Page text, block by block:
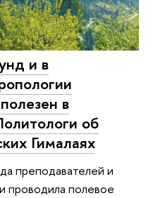
и в
в
об
Гималаях
преподавателей и
проводила полевое